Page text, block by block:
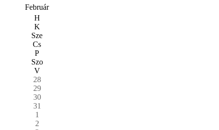
Február
H
K
Sze
Cs
P
Szo
V
28
29
30
31
1
2